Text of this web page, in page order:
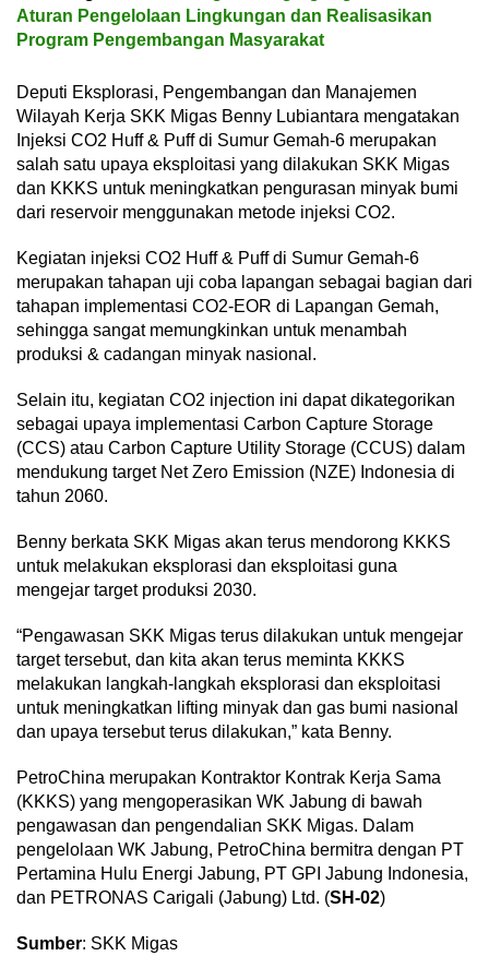
Aturan Pengelolaan Lingkungan dan Realisasikan
Program Pengembangan Masyarakat
Deputi Eksplorasi, Pengembangan dan Manajemen
Wilayah Kerja SKK Migas Benny Lubiantara mengatakan
Injeksi CO2 Huff & Puff di Sumur Gemah-6 merupakan
salah satu upaya eksploitasi yang dilakukan SKK Migas
dan KKKS untuk meningkatkan pengurasan minyak bumi
dari reservoir menggunakan metode injeksi CO2.
Kegiatan injeksi CO2 Huff & Puff di Sumur Gemah-6
merupakan tahapan uji coba lapangan sebagai bagian dari
tahapan implementasi CO2-EOR di Lapangan Gemah,
sehingga sangat memungkinkan untuk menambah
produksi & cadangan minyak nasional.
Selain itu, kegiatan CO2 injection ini dapat dikategorikan
sebagai upaya implementasi Carbon Capture Storage
(CCS) atau Carbon Capture Utility Storage (CCUS) dalam
mendukung target Net Zero Emission (NZE) Indonesia di
tahun 2060.
Benny berkata SKK Migas akan terus mendorong KKKS
untuk melakukan eksplorasi dan eksploitasi guna
mengejar target produksi 2030.
“Pengawasan SKK Migas terus dilakukan untuk mengejar
target tersebut, dan kita akan terus meminta KKKS
melakukan langkah-langkah eksplorasi dan eksploitasi
untuk meningkatkan lifting minyak dan gas bumi nasional
dan upaya tersebut terus dilakukan,” kata Benny.
PetroChina merupakan Kontraktor Kontrak Kerja Sama
(KKKS) yang mengoperasikan WK Jabung di bawah
pengawasan dan pengendalian SKK Migas. Dalam
pengelolaan WK Jabung, PetroChina bermitra dengan PT
Pertamina Hulu Energi Jabung, PT GPI Jabung Indonesia,
dan PETRONAS Carigali (Jabung) Ltd. (SH-02)
Sumber: SKK Migas